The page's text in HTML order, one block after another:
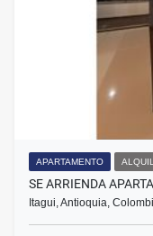
APARTAMENTO
SE ARRIENDA
Itagui, Antioquia,